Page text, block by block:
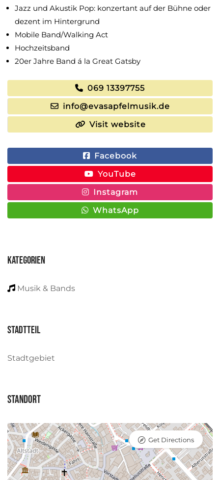
Jazz und Akustik Pop: konzertant auf der Bühne oder
dezent im Hintergrund
Mobile Band/Walking Act
Hochzeitsband
20er Jahre Band á la Great Gatsby
069 13397755
info@evasapfelmusik.de
Visit website
Facebook
YouTube
Instagram
WhatsApp
Kategorien
Musik & Bands
Stadtteil
Stadtgebiet
Standort
Get Directions